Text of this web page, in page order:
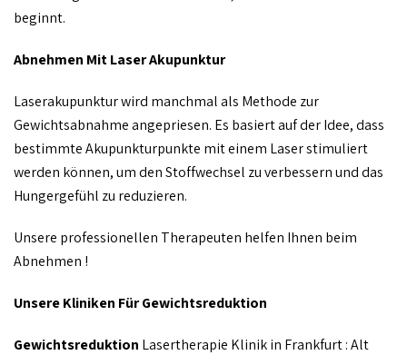
beginnt.
Abnehmen Mit Laser Akupunktur
Laserakupunktur wird manchmal als Methode zur
Gewichtsabnahme angepriesen. Es basiert auf der Idee, dass
bestimmte Akupunkturpunkte mit einem Laser stimuliert
werden können, um den Stoffwechsel zu verbessern und das
Hungergefühl zu reduzieren.
Unsere professionellen Therapeuten helfen Ihnen beim
Abnehmen !
Unsere Kliniken Für Gewichtsreduktion
Gewichtsreduktion Lasertherapie Klinik in Frankfurt : Alt